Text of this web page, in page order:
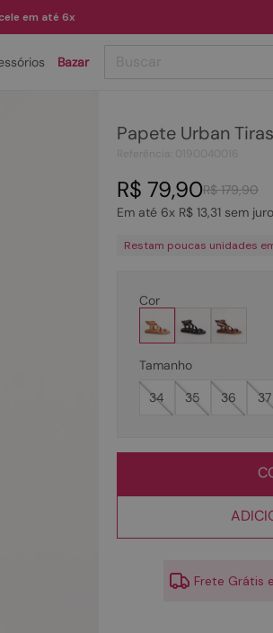
em até 6x
Bazar
Papete Urban
R$ 179,90
R$ 79,90
Em até 6x R$ 13,31sem
Restam poucas unidades
Cor
Tamanho
34
35 36 37
Frete Grátis